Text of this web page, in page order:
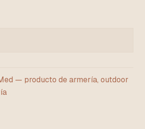
— producto de armería, outdoor